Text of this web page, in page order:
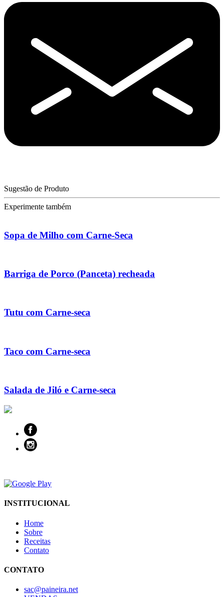
Sugestão de Produto
Experimente também
Sopa de Milho com Carne-Seca
Barriga de Porco (Panceta) recheada
Tutu com Carne-seca
Taco com Carne-seca
Salada de Jiló e Carne-seca
INSTITUCIONAL
Home
Sobre
Receitas
Contato
CONTATO
sac@paineira.net